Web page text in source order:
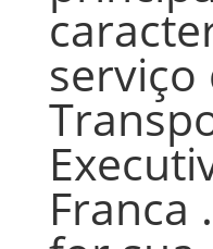
serviço
Franca